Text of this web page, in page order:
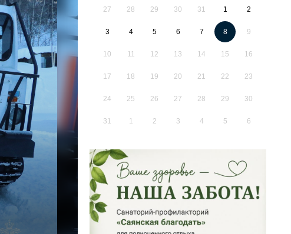
27 28 29 30 31 1 2
3 4 5 6 7 8 9
10 11 12 13 14 15 16
17 18 19 20 21 22 23
24 25 26 27 28 29 30
31 1 2 3 4 5 6